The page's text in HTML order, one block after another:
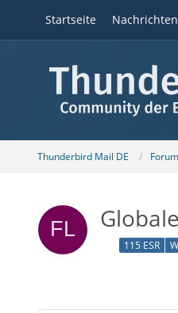
Startseite Nachrichten
Thunderbird Mail DE Forum
115 ESR